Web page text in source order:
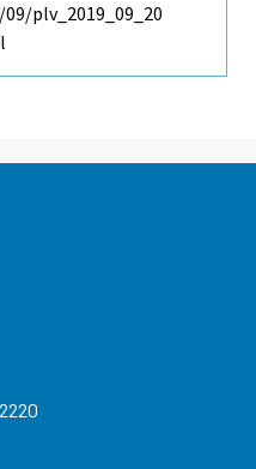
plv_2019_09_20